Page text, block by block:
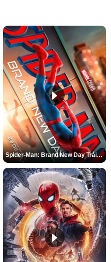
Spider-Man: Brand New Day Tráiler (3)